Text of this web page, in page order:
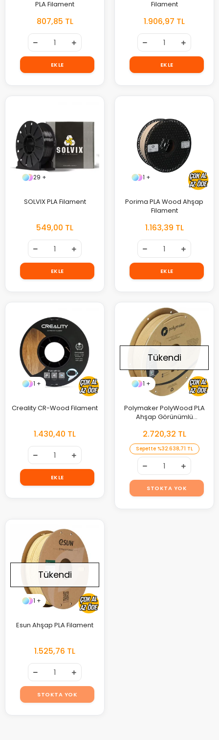
PLA Filament
807,85 TL
EKLE
Filament
1.906,97 TL
EKLE
29 +
SOLVIX PLA Filament
549,00 TL
EKLE
1 +
Porima PLA Wood Ahşap
Filament
1.163,39 TL
EKLE
1 +
Creality CR-Wood Filament
1.430,40 TL
EKLE
1 +
Tükendi
Polymaker PolyWood PLA
Ahşap Görünümlü
2.720,32 TL
Sepette %32.638,71 TL
STOKTA YOK
1 +
Tükendi
Esun Ahşap PLA Filament
1.525,76 TL
STOKTA YOK